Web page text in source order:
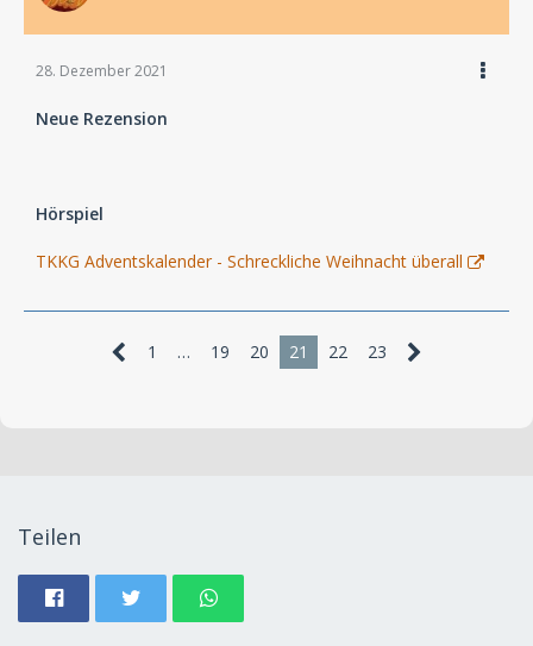
28. Dezember 2021
Neue Rezension
Hörspiel
TKKG Adventskalender - Schreckliche Weihnacht überall
1 … 19 20 21 22 23
Teilen